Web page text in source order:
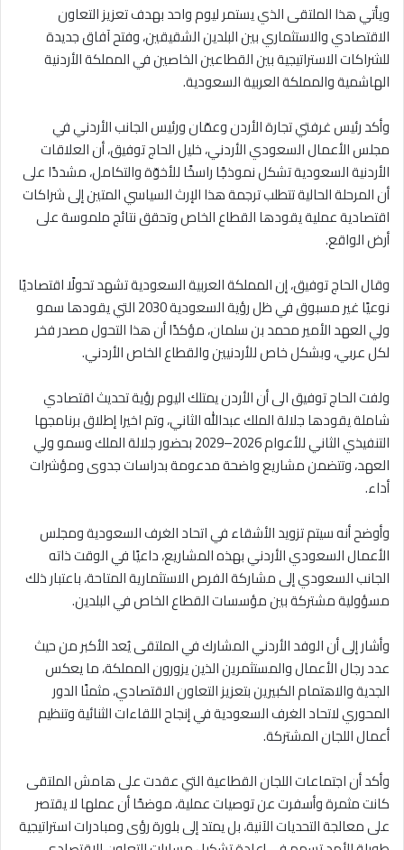
ويأتي هذا الملتقى الذي يستمر ليوم واحد بهدف تعزيز التعاون
الاقتصادي والاستثماري بين البلدين الشقيقين، وفتح آفاق جديدة
للشراكات الاستراتيجية بين القطاعين الخاصين في المملكة الأردنية
الهاشمية والمملكة العربية السعودية.
وأكد رئيس غرفتي تجارة الأردن وعمّان ورئيس الجانب الأردني في
مجلس الأعمال السعودي الأردني، خليل الحاج توفيق، أن العلاقات
الأردنية السعودية تشكل نموذجًا راسخًا للأخوّة والتكامل، مشددًا على
أن المرحلة الحالية تتطلب ترجمة هذا الإرث السياسي المتين إلى شراكات
اقتصادية عملية يقودها القطاع الخاص وتحقق نتائج ملموسة على
أرض الواقع.
وقال الحاج توفيق، إن المملكة العربية السعودية تشهد تحولًا اقتصاديًا
نوعيًا غير مسبوق في ظل رؤية السعودية 2030 التي يقودها سمو
ولي العهد الأمير محمد بن سلمان، مؤكدًا أن هذا التحول مصدر فخر
لكل عربي، وبشكل خاص للأردنيين والقطاع الخاص الأردني.
ولفت الحاج توفيق الى أن الأردن يمتلك اليوم رؤية تحديث اقتصادي
شاملة يقودها جلالة الملك عبدالله الثاني، وتم اخيرا إطلاق برنامجها
التنفيذي الثاني للأعوام 2026–2029 بحضور جلالة الملك وسمو ولي
العهد، وتتضمن مشاريع واضحة مدعومة بدراسات جدوى ومؤشرات
أداء.
وأوضح أنه سيتم تزويد الأشقاء في اتحاد الغرف السعودية ومجلس
الأعمال السعودي الأردني بهذه المشاريع، داعيًا في الوقت ذاته
الجانب السعودي إلى مشاركة الفرص الاستثمارية المتاحة، باعتبار ذلك
مسؤولية مشتركة بين مؤسسات القطاع الخاص في البلدين.
وأشار إلى أن الوفد الأردني المشارك في الملتقى يُعد الأكبر من حيث
عدد رجال الأعمال والمستثمرين الذين يزورون المملكة، ما يعكس
الجدية والاهتمام الكبيرين بتعزيز التعاون الاقتصادي، مثمنًا الدور
المحوري لاتحاد الغرف السعودية في إنجاح اللقاءات الثنائية وتنظيم
أعمال اللجان المشتركة.
وأكد أن اجتماعات اللجان القطاعية التي عقدت على هامش الملتقى
كانت مثمرة وأسفرت عن توصيات عملية، موضحًا أن عملها لا يقتصر
على معالجة التحديات الآنية، بل يمتد إلى بلورة رؤى ومبادرات استراتيجية